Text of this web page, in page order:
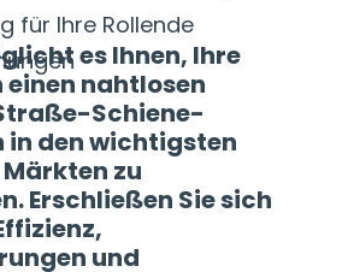
für Ihre Rollende
es Ihnen, Ihre
nahtlosen
Schiene-
in den wichtigsten
zu
Erschließen Sie sich
und